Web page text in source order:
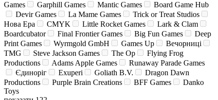
Games
Garphill Games Mantic Games
Board Game Hub
Devir Games
La Mame Games
Trick or Treat Studios
Нова Ера
CMYK Little Rocket Games
Lark & Clam
Boardcubator
Final Frontier Games Big Fun Games
Deep
Print Games
Wyrmgold GmbH Games Up
Вечорниці
TMG
Steve Jackson Games The Op
Flying Frog
Productions
Adams Apple Games
Runaway Parade Games
Єдиноріг
Exuperi Goliath B.V.
Dragon Dawn
Productions
Purple Brain Creations BFF Games
Danko
Toys